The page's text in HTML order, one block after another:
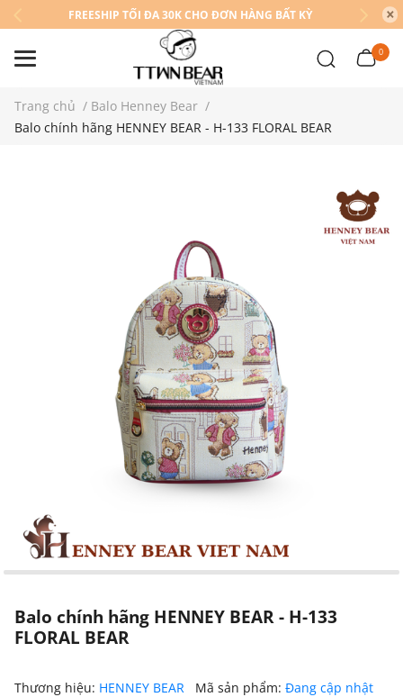
FREESHIP TỐI ĐA 30K CHO ĐƠN HÀNG BẤT KỲ
0
Trang chủ / Balo Henney Bear /
Balo chính hãng HENNEY BEAR - H-133 FLORAL BEAR
Balo chính hãng HENNEY BEAR - H-133
FLORAL BEAR
Thương hiệu: HENNEY BEAR Mã sản phẩm: Đang cập nhật